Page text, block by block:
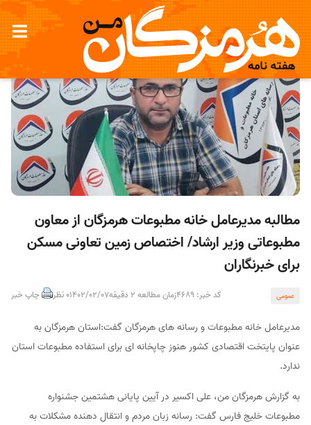
مطالبه مدیرعامل خانه مطبوعات هرمزگان از معاون
مطبوعاتی وزیر ارشاد/ اختصاص زمین تعاونی مسکن
برای خبرنگاران
عمومی کد خبر: 4689 زمان مطالعه 2 دقیقه 1402/02/070 نظر چاپ خبر
مدیرعامل خانه مطبوعات و رسانه های هرمزگان گفت:استان هرمزگان به
عنوان پایتخت اقتصادی کشور هنوز چاپخانه ای برای استفاده مطبوعات استان
ندارد.
به گزارش هرمزگان من، علی اکسیر در آیین پایانی هشتمین جشنواره
مطبوعات خلیج فارس گفت: رسانه زبان مردم و انتقال دهنده مشکلات به